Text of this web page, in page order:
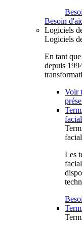
Besoin
Logiciels
Logiciels
En tant
depuis
Voir
Les